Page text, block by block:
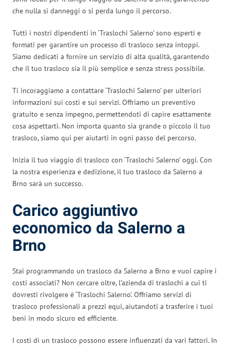
che nulla si danneggi o si perda lungo il percorso.
Tutti i nostri dipendenti in ‘Traslochi Salerno’ sono esperti e
formati per garantire un processo di trasloco senza intoppi.
Siamo dedicati a fornire un servizio di alta qualità, garantendo
che il tuo trasloco sia il più semplice e senza stress possibile.
Ti incoraggiamo a contattare ‘Traslochi Salerno’ per ulteriori
informazioni sui costi e sui servizi. Offriamo un preventivo
gratuito e senza impegno, permettendoti di capire esattamente
cosa aspettarti. Non importa quanto sia grande o piccolo il tuo
trasloco, siamo qui per aiutarti in ogni passo del percorso.
Inizia il tuo viaggio di trasloco con ‘Traslochi Salerno’ oggi. Con
la nostra esperienza e dedizione, il tuo trasloco da Salerno a
Brno sarà un successo.
Carico aggiuntivo
economico da Salerno a
Brno
Stai programmando un trasloco da Salerno a Brno e vuoi capire i
costi associati? Non cercare oltre, l’azienda di traslochi a cui ti
dovresti rivolgere è ‘Traslochi Salerno’. Offriamo servizi di
trasloco professionali a prezzi equi, aiutandoti a trasferire i tuoi
beni in modo sicuro ed efficiente.
I costi di un trasloco possono essere influenzati da vari fattori. In